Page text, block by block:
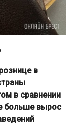
в
в сравнении
больше вырос